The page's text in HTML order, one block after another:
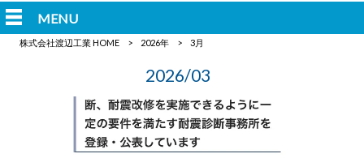
MENU
株式会社渡辺工業 HOME > 2026年 > 3月
2026/03